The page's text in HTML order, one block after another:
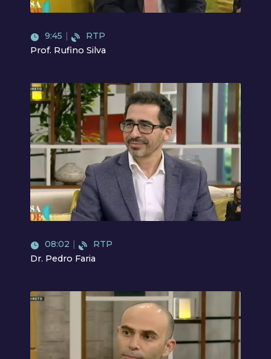
9:45 |
RTP
Prof. Rufino Silva
Video
08:02 |
RTP
Dr. Pedro Faria